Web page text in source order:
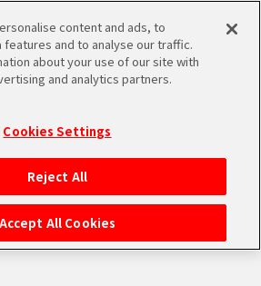
MEN
content and ads, to
and to analyse our traffic.
about your use of our site with
and analytics partners.
Cookies Settings
Reject All
Accept All Cookies